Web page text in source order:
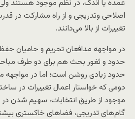
عمده یا اندک، در نظم موجود هستند ولی
اصلاحی وتدریجی و از راه مشارکت در
تغییرات از بالا می‌دانند.
در مواجهه مدافعان تحریم و حامیان
حدود و ثغور بحث هم برای دو طرف
حدود زیادی روشن است؛ اما در مواجهه
دومی که خواستار اعمال تغییرات در
موجود از طریق انتخابات، سهیم شدن
گام‌های تدریجی، فضاهای خاکستری